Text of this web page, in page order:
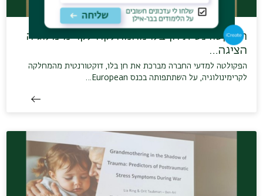
הדוקטורנטית חן בלו מהמחלקה לקרימינולוגיה
הציגה…
הפקולטה למדעי החברה מברכת את חן בלו, דוקטורנטית מהמחלקה
לקרימינולוגיה, על השתתפותה בכנס European…